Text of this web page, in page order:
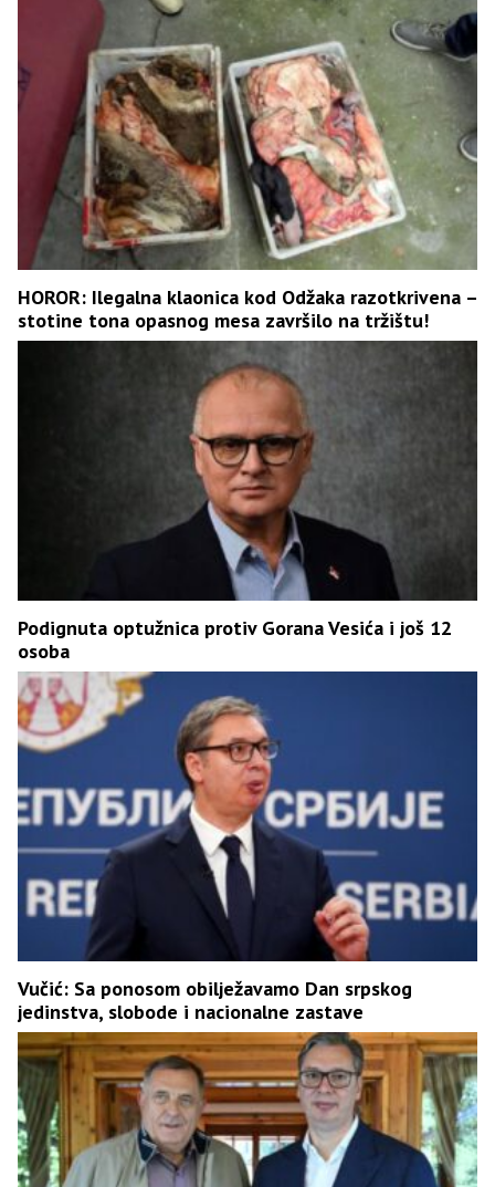
HOROR: Ilegalna klaonica kod Odžaka razotkrivena –
stotine tona opasnog mesa završilo na tržištu!
Podignuta optužnica protiv Gorana Vesića i još 12
osoba
Vučić: Sa ponosom obilježavamo Dan srpskog
jedinstva, slobode i nacionalne zastave